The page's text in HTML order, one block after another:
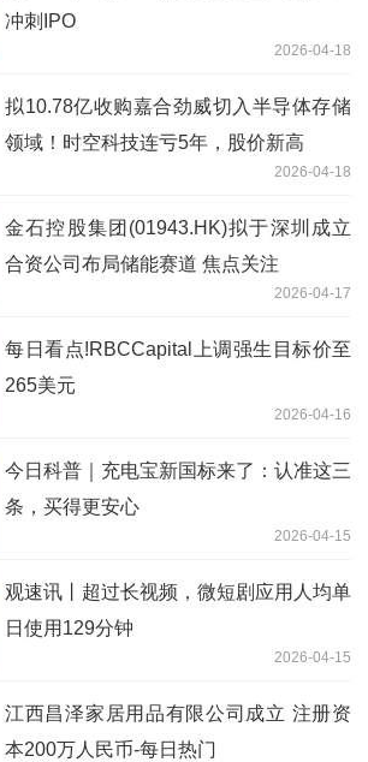
冲刺IPO
2026-04-18
拟10.78亿收购嘉合劲威切入半导体存储
领域！时空科技连亏5年，股价新高
2026-04-18
金石控股集团(01943.HK)拟于深圳成立
合资公司布局储能赛道 焦点关注
2026-04-17
每日看点!RBCCapital上调强生目标价至
265美元
2026-04-16
今日科普｜充电宝新国标来了：认准这三
条，买得更安心
2026-04-15
观速讯丨超过长视频，微短剧应用人均单
日使用129分钟
2026-04-15
江西昌泽家居用品有限公司成立 注册资
本200万人民币-每日热门